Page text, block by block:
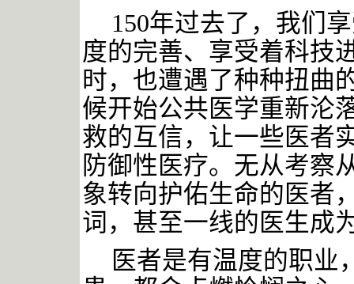
150年过去了，我们
度的完善、享受着科技
时，也遭遇了种种扭曲
候开始公共医学重新沦
救的互信，让一些医者
防御性医疗。无从考察
象转向护佑生命的医者
词，甚至一线的医生成
医者是有温度的职业